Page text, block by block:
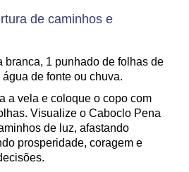
de caminhos e
branca, 1 punhado de folhas de
água de fonte ou chuva.
a vela e coloque o copo com
Visualize o Caboclo Pena
de luz, afastando
prosperidade, coragem e